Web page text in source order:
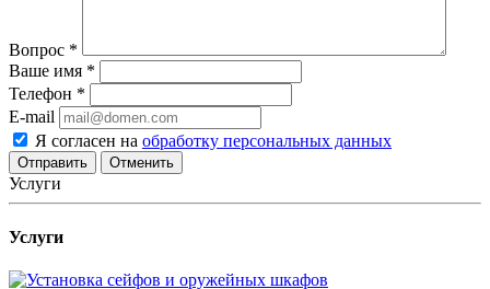
Вопрос *
Ваше имя *
Телефон *
E-mail
Я согласен на обработку персональных данных
Отменить
Услуги
Услуги